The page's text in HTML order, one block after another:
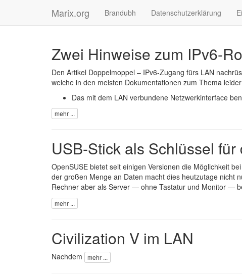
Marix.org Brandubh Datenschutzerklärung
Zwei Hinweise zum IPv6-
Den Artikel Doppelmoppel – IPv6-Zugang fürs LAN
welche in den meisten Dokumentationen zum Thema
Das mit dem LAN verbundene Netzwerkinterface
mehr ...
USB-Stick als Schlüssel
OpenSUSE bietet seit einigen Versionen die Möglichkeit
der großen Menge an Daten macht dies heutzutage nicht
Rechner aber als Server — ohne Tastatur und Monitor —
mehr ...
Civilization V im LAN
Nachdem mehr ...